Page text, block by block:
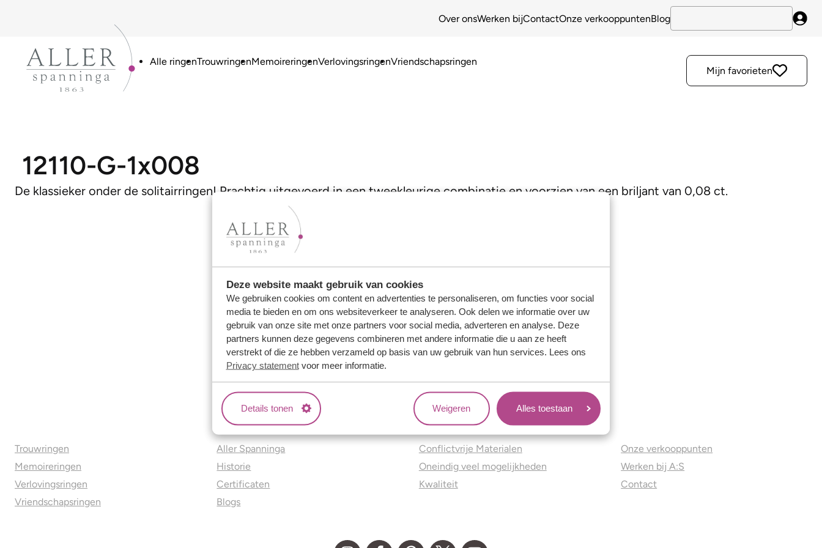
Deze website maakt gebruik van cookies
We gebruiken cookies om content en advertenties te personaliseren, om functies voor social
media te bieden en om ons websiteverkeer te analyseren. Ook delen we informatie over uw
gebruik van onze site met onze partners voor social media, adverteren en analyse. Deze
partners kunnen deze gegevens combineren met andere informatie die u aan ze heeft
verstrekt of die ze hebben verzameld op basis van uw gebruik van hun services. Lees ons
Privacy statementvoor meer informatie.
Details tonen Weigeren Alles toestaan
Over onsWerken bijContactOnze verkooppuntenBlog
Alle ringenTrouwringenMemoireringenVerlovingsringenVriendschapsringen
Mijn favorieten
12110-G-1x008
De klassieker onder de solitairringen! Prachtig uitgevoerd in een tweekleurige combinatie en voorzien van een briljant van 0,08 ct.
Trouwringen
Memoireringen
Verlovingsringen
Vriendschapsringen
Over ons
Aller Spanninga
Historie
Certificaten
Blogs
Jouw voordelen
Conflictvrije Materialen
Oneindig veel mogelijkheden
Kwaliteit
Onze verkooppunten
Werken bij A:S
Contact